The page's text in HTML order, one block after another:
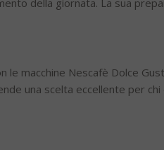
macchine Nescafè Dolce
una scelta eccellente per chi